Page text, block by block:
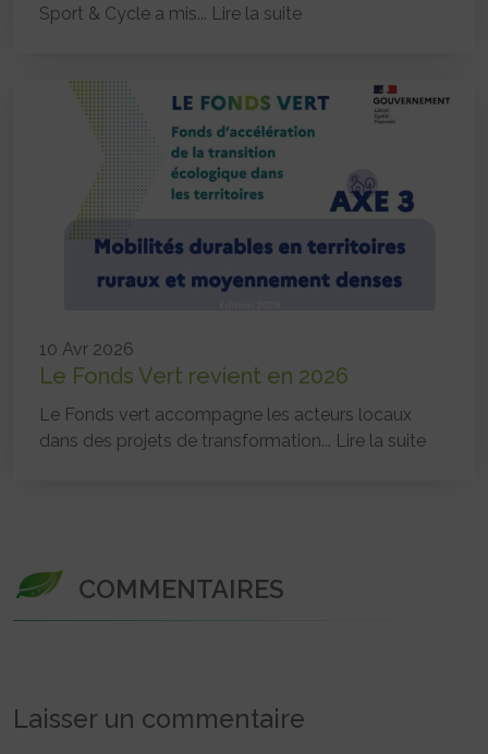
Sport & Cycle a mis... Lire la suite
10 Avr 2026
Le Fonds Vert revient en 2026
Le Fonds vert accompagne les acteurs locaux
dans des projets de transformation... Lire la suite
COMMENTAIRES
Laisser un commentaire